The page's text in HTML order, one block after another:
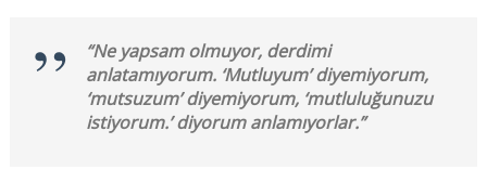
“Ne yapsam olmuyor, derdimi
anlatamıyorum. ‘Mutluyum’ diyemiyorum,
‘mutsuzum’ diyemiyorum, ‘mutluluğunuzu
istiyorum.’ diyorum anlamıyorlar.”